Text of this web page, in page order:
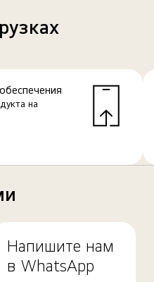
на
Напишите нам
в WhatsApp